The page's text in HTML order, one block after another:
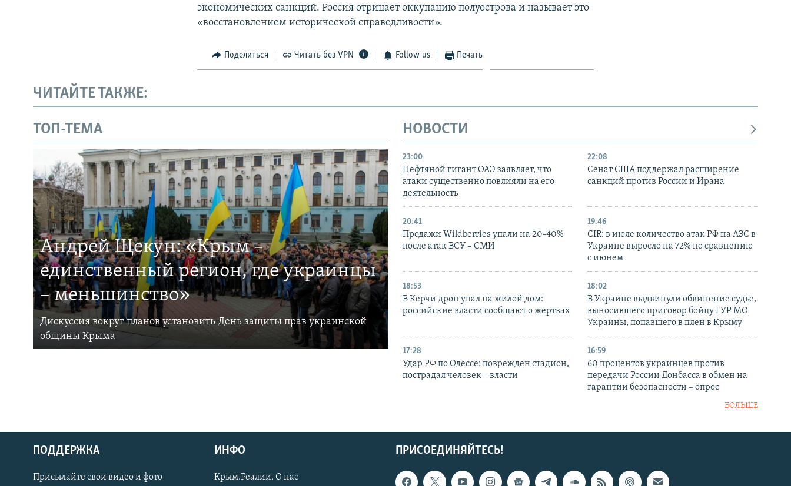
Українською
экономических санкций. Россия отрицает оккупацию полуострова и называет это
«восстановлением исторической справедливости».
Поделиться Читать без VPN Follow us Печать
ЧИТАЙТЕ ТАКЖЕ:
ТОП-ТЕМА
Андрей Щекун: «Крым –
единственный регион, где украинцы
– меньшинство»
Дискуссия вокруг планов установить День защиты прав украинской
общины Крыма
НОВОСТИ
23:00
Нефтяной гигант ОАЭ заявляет, что
атаки существенно повлияли на его
деятельность
22:08
Сенат США поддержал расширение
санкций против России и Ирана
20:41
Продажи Wildberries упали на 20-40%
после атак ВСУ – СМИ
19:46
CIR: в июле количество атак РФ на АЗС в
Украине выросло на 72% по сравнению
с июнем
18:53
В Керчи дрон упал на жилой дом:
российские власти сообщают о жертвах
18:02
В Украине выдвинули обвинение судье,
выносившего приговор бойцу ГУР МО
Украины, попавшего в плен в Крыму
17:28
Удар РФ по Одессе: поврежден стадион,
пострадал человек – власти
16:59
60 процентов украинцев против
передачи России Донбасса в обмен на
гарантии безопасности – опрос
БОЛЬШЕ
ПРИСОЕДИНЯЙТЕСЬ!
ПОДДЕРЖКА
Присылайте свои видео и фото
ИНФО
Крым.Реалии. О нас